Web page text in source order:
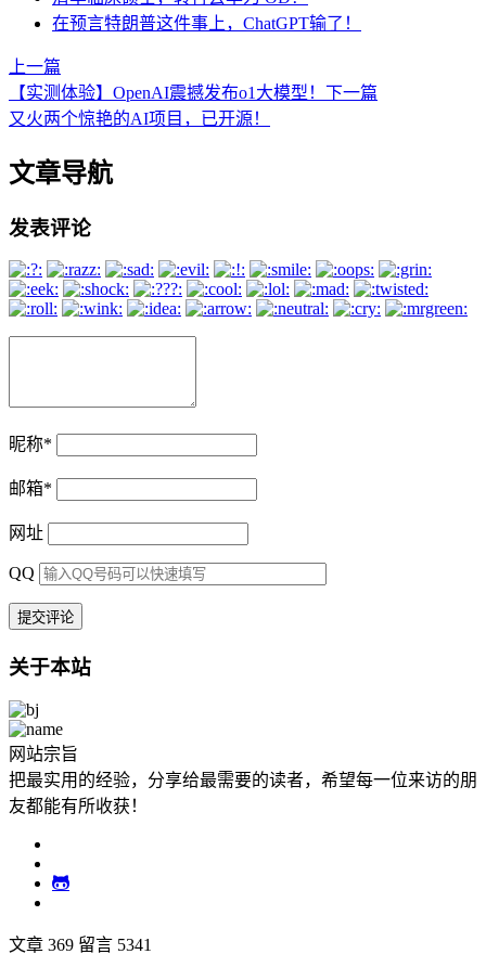
在预言特朗普这件事上，ChatGPT输了！
上一篇
【实测体验】OpenAI震撼发布o1大模型！ 下一篇
又火两个惊艳的AI项目，已开源！
文章导航
发表评论
昵称*
邮箱*
网址
QQ
关于本站
网站宗旨
把最实用的经验，分享给最需要的读者，希望每一位来访的朋
友都能有所收获！
文章 369 留言 5341